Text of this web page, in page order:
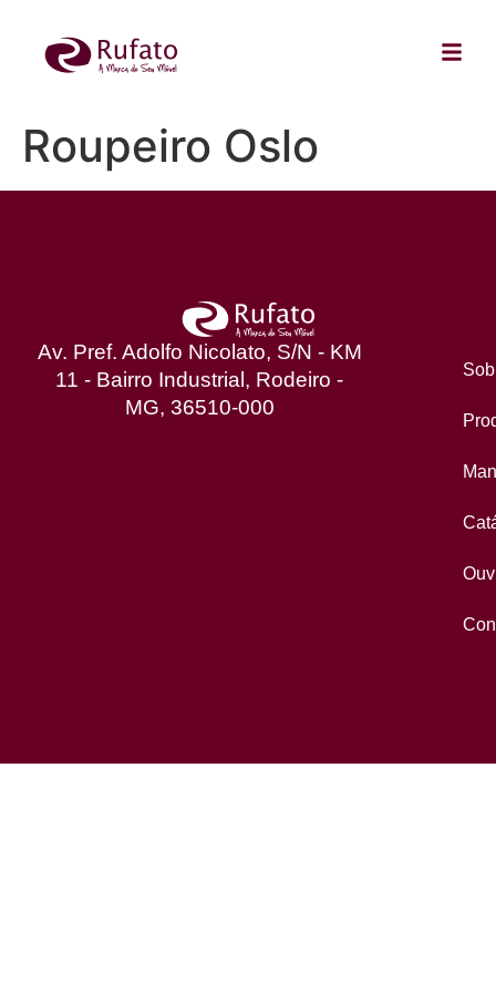
Roupeiro Oslo
Av. Pref. Adolfo Nicolato, S/N - KM
11 - Bairro Industrial, Rodeiro -
MG, 36510-000